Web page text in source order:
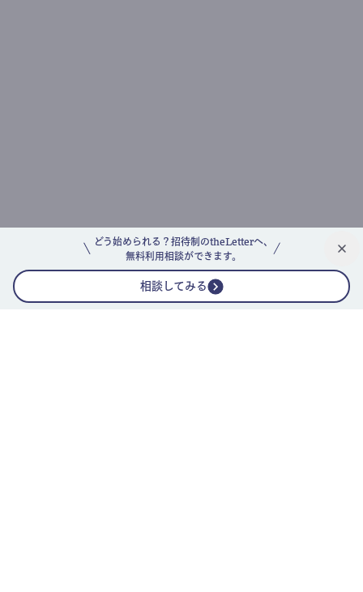
どう始められる？招待制のtheLetterへ、
無料利用相談ができます。
相談してみる